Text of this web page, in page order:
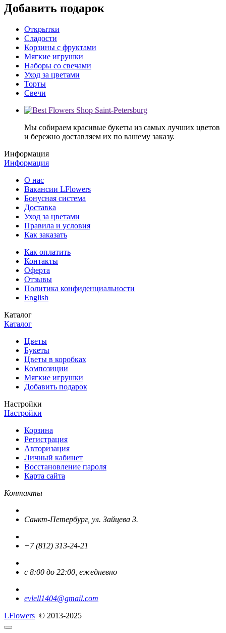
Добавить подарок
Открытки
Сладости
Корзины с фруктами
Мягкие игрушки
Наборы со свечами
Уход за цветами
Торты
Свечи
Мы собираем красивые букеты из самых лучших цветов
и бережно доставляем их по вашему заказу.
Информация
Информация
О нас
Вакансии LFlowers
Бонусная система
Доставка
Уход за цветами
Правила и условия
Как заказать
Как оплатить
Контакты
Оферта
Отзывы
Политика конфиденциальности
English
Каталог
Каталог
Цветы
Букеты
Цветы в коробках
Композиции
Мягкие игрушки
Добавить подарок
Настройки
Настройки
Корзина
Регистрация
Авторизация
Личный кабинет
Восстановление пароля
Карта сайта
Контакты
Санкт-Петербург, ул. Зайцева 3.
+7 (812) 313-24-21
с 8:00 до 22:00, ежедневно
evlell1404@gmail.com
LFlowers © 2013-2025